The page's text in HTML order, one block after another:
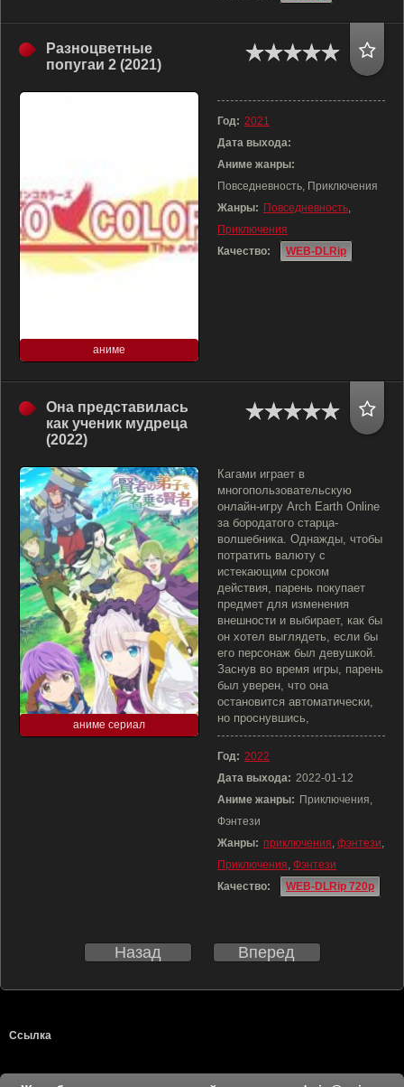
Разноцветные
попугаи 2 (2021)
аниме
Год: 2021
Дата выхода:
Аниме жанры:
Повседневность, Приключения
Жанры: Повседневность,
Приключения
Качество:
WEB-DLRip
Она представилась
как ученик мудреца
(2022)
аниме сериал
Кагами играет в
многопользовательскую
онлайн-игру Arch Earth Online
за бородатого старца-
волшебника. Однажды, чтобы
потратить валюту с
истекающим сроком
действия, парень покупает
предмет для изменения
внешности и выбирает, как бы
он хотел выглядеть, если бы
его персонаж был девушкой.
Заснув во время игры, парень
был уверен, что она
остановится автоматически,
но проснувшись,
Год: 2022
Дата выхода: 2022-01-12
Аниме жанры: Приключения,
Фэнтези
Жанры: приключения, фэнтези,
Приключения, Фэнтези
Качество:
WEB-DLRip 720p
Назад Вперед
Ссылка